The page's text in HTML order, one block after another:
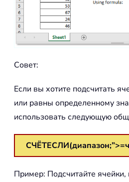
Совет:
Если вы хотите подсчитать
или равны определенному
использовать следующую
Пример: Подсчитайте